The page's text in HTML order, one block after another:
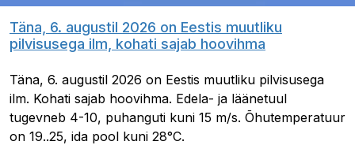
Täna, 6. augustil 2026 on Eestis muutliku
pilvisusega ilm, kohati sajab hoovihma
Täna, 6. augustil 2026 on Eestis muutliku pilvisusega
ilm. Kohati sajab hoovihma. Edela- ja läänetuul
tugevneb 4-10, puhanguti kuni 15 m/s. Õhutemperatuur
on 19..25, ida pool kuni 28°C.